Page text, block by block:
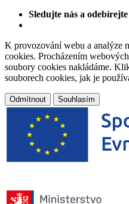
Sledujte nás a odebírejte
K provozování webu a analýze
cookies. Procházením
soubory cookies nakládáme.
souborech cookies, jak je
Odmítnout Souhlasím